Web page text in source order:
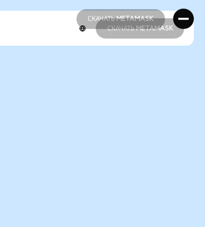
СКАЧАТЬ METAMASK
СКАЧАТЬ METAMASK
СКАЧАТЬ METAMASK